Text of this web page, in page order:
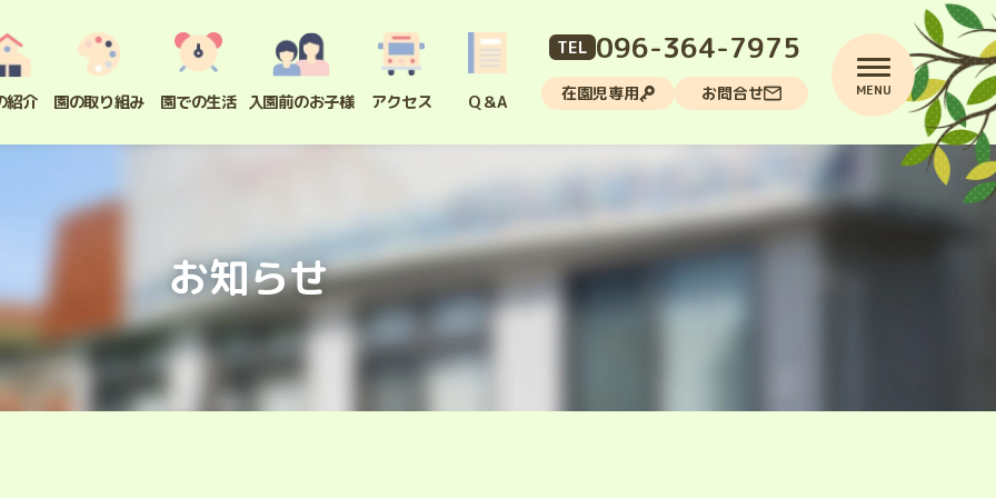
紹介 園の取り組み 園での生活 入園前のお子様 アクセス Q＆A
TEL 096-364-7975
在園児専用 お問合せ
お知らせ
MENU